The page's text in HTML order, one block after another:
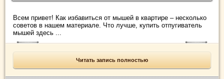
Всем привет! Как избавиться от мышей в квартире – несколько
советов в нашем материале. Что лучше, купить отпугиватель
мышей здесь ...
Читать запись полностью